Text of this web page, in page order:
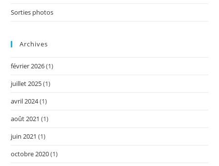
Sorties photos
Archives
février 2026(1)
juillet 2025(1)
avril 2024(1)
août 2021 (1)
juin 2021 (1)
octobre 2020(1)